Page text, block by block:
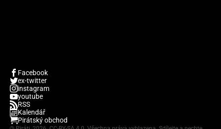
Facebook
ex-twitter
instagram
youtube
RSS
Kalendář
Pirátský obchod